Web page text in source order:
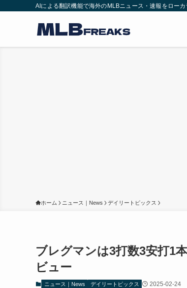
AIによる翻訳機能で海外のMLBニュース・速報をロー
ホーム ニュース｜News デイリートピックス
ブレグマンは3打数3安打1
ビュー
ニュース｜News デイリートピックス 2025-02-24